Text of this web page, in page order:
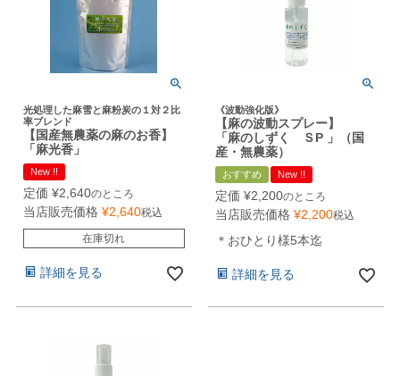
光処理した麻雪と麻粉炭の１対２比
率ブレンド
【国産無農薬の麻のお香】
「麻光香」
New !!
定価 ¥2,640のところ
当店販売価格 ¥2,640税込
在庫切れ
詳細を見る
《波動強化版》
【麻の波動スプレー】
「麻のしずく ＳP 」（国
産・無農薬）
おすすめ New !!
定価 ¥2,200のところ
当店販売価格 ¥2,200税込
＊おひとり様5本迄
詳細を見る